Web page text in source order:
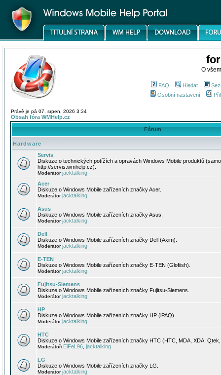
O
FAQ Hledat
Osobní nastavení
Právě je pá 07. srpen, 2026 3:34
Obsah fóra WMHelp.cz
Fórum
Hardware
Servis
Diskuze o technických potížích a opravách Windows Mobile produktů
http://servis.wmhelp.cz).
Moderátorjacktalking
Acer
Diskuze o Windows Mobile zařízeních značky Acer.
Moderátorjacktalking
Asus
Diskuze o Windows Mobile zařízeních značky Asus.
Moderátorjacktalking
Dell
Diskuze o Windows Mobile zařízeních značky Dell (Axim).
Moderátorjacktalking
E-TEN
Diskuze o Windows Mobile zařízeních značky E-TEN (Glofiish).
Moderátorjacktalking
Fujitsu-Siemens
Diskuze o Windows Mobile zařízeních značky Fujitsu-Siemens.
Moderátorjacktalking
HP
Diskuze o Windows Mobile zařízeních značky HP (iPAQ).
Moderátorjacktalking
HTC
Diskuze o Windows Mobile zařízeních značky HTC (HTC, MDA, XDA,
Moderátoři EiFeL96 jacktalking
LG
Diskuze o Windows Mobile zařízeních značky LG.
Moderátorjacktalking